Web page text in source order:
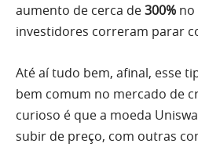
aumento de cerca de300% no
investidores correram parar
Até aí tudo bem, afinal, esse
bem comum no mercado de
curioso é que a moeda
subir de preço, com outras